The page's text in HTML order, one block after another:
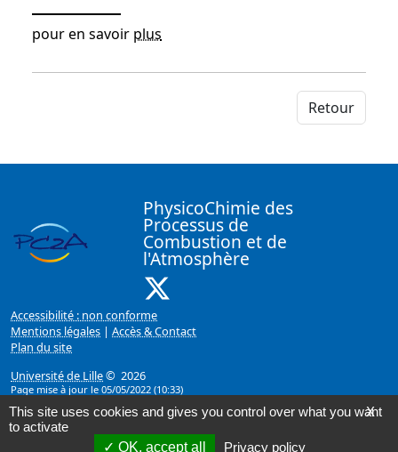
pour en savoir plus
Retour
PhysicoChimie des
Processus de
Combustion et de
l'Atmosphère
Accessibilité : non conforme
Mentions légales | Accès & Contact
Plan du site
Université de Lille© 2026
Page mise à jour le 05/05/2022 (10:33)
X
This site uses cookies and gives you control over what you want
to activate
OK, accept all
Privacy policy